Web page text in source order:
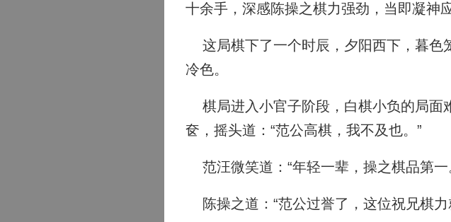
十余手，深感陈操之棋力强劲，当即凝神应
这局棋下了一个时辰，夕阳西下，暮色
冷色。
棋局进入小官子阶段，白棋小负的局面
奁，摇头道：“范公高棋，我不及也。”
范汪微笑道：“年轻一辈，操之棋品第一
陈操之道：“范公过誉了，这位祝兄棋